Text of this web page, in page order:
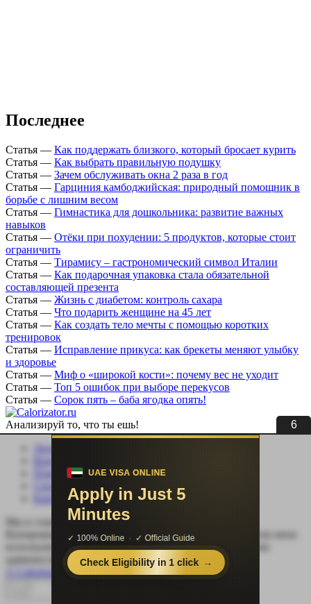
5
Последнее
Статья — Как поддержать близкого, который бросает курить
Статья — Как выбрать правильную подушку
Статья — Зачем обслуживать окна 2 раза в год
Статья — Гарциния камбоджийская: природный помощник в
борьбе с лишним весом
Статья — Гимнастика для дошкольника: развитие важных
навыков
Статья — Отёки при похудении: 5 продуктов, которые стоит
ограничить
Статья — Тирамису – гастрономический символ Италии
Статья — Как подарочная упаковка стала обязательной
составляющей презента
Статья — Жизнь с диабетом: контроль сахара
Статья — Что подарить женщине на 45 лет
Статья — Как создать тело мечты с помощью коротких
тренировок
Статья — Исправление прикуса: как брекеты меняют улыбку
и здоровье
Статья — Миф о «широкой кости»: почему вес не уходит
Статья — Топ 5 ошибок при выборе перекусов
Статья — Сорок пять – баба ягодка опять!
Анализируй то, что ты ешь!
Личный кабинет
Помощь сайту
Соцсети
Карта сайта
Мы в социальных сетях:
Копирование, перепечатка (целиком или частично) или иное
использование материала без письменного разрешения
администрации сайта Calorizator.ru не допускается.
© Calorizator.ru 2008-2026